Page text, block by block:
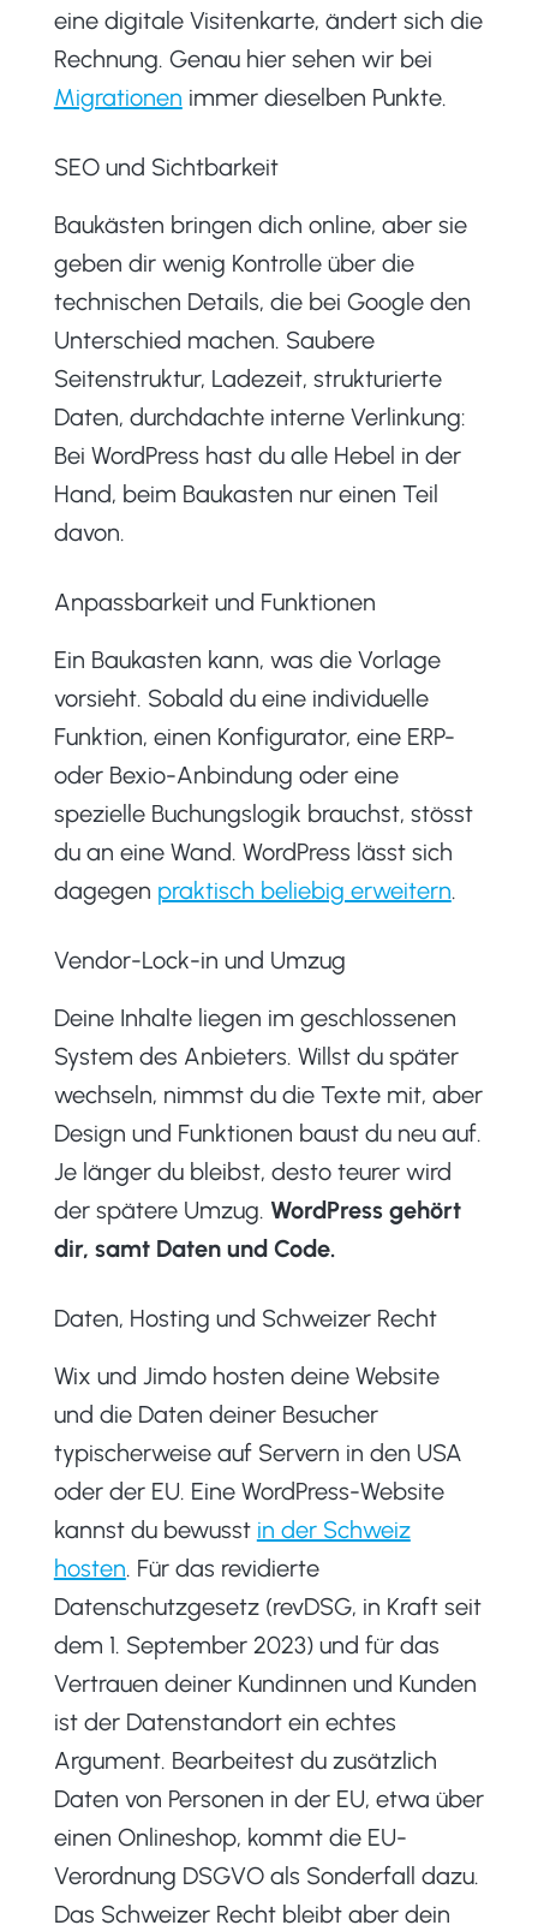
eine digitale Visitenkarte, ändert sich die
Rechnung. Genau hier sehen wir bei
Migrationen immer dieselben Punkte.
SEO und Sichtbarkeit
Baukästen bringen dich online, aber sie
geben dir wenig Kontrolle über die
technischen Details, die bei Google den
Unterschied machen. Saubere
Seitenstruktur, Ladezeit, strukturierte
Daten, durchdachte interne Verlinkung:
Bei WordPress hast du alle Hebel in der
Hand, beim Baukasten nur einen Teil
davon.
Anpassbarkeit und Funktionen
Ein Baukasten kann, was die Vorlage
vorsieht. Sobald du eine individuelle
Funktion, einen Konfigurator, eine ERP-
oder Bexio-Anbindung oder eine
spezielle Buchungslogik brauchst, stösst
du an eine Wand. WordPress lässt sich
dagegen praktisch beliebig erweitern.
Vendor-Lock-in und Umzug
Deine Inhalte liegen im geschlossenen
System des Anbieters. Willst du später
wechseln, nimmst du die Texte mit, aber
Design und Funktionen baust du neu auf.
Je länger du bleibst, desto teurer wird
der spätere Umzug. WordPress gehört
dir, samt Daten und Code.
Daten, Hosting und Schweizer Recht
Wix und Jimdo hosten deine Website
und die Daten deiner Besucher
typischerweise auf Servern in den USA
oder der EU. Eine WordPress-Website
kannst du bewusst in der Schweiz
hosten. Für das revidierte
Datenschutzgesetz (revDSG, in Kraft seit
dem 1. September 2023) und für das
Vertrauen deiner Kundinnen und Kunden
ist der Datenstandort ein echtes
Argument. Bearbeitest du zusätzlich
Daten von Personen in der EU, etwa über
einen Onlineshop, kommt die EU-
Verordnung DSGVO als Sonderfall dazu.
Das Schweizer Recht bleibt aber dein